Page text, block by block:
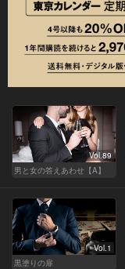
Vol.89
男と女の答えあわせ【A】
Vol.1
黒塗りの扉